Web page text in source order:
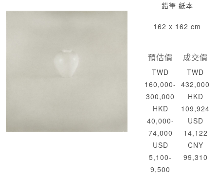
鉛筆 紙本
162 x 162 cm
預估價
TWD
160,000-
300,000
HKD
40,000-
74,000
USD
5,100-
9,500
成交價
TWD
432,000
HKD
109,924
USD
14,122
CNY
99,310